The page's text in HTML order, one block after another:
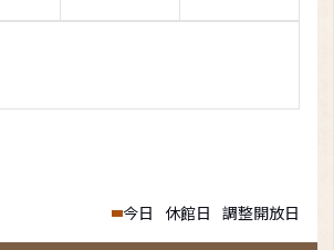
今日 休館日 調整開放日